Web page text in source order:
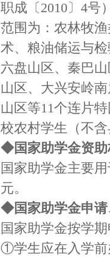
职成〔2010〕4号
范围为：农林牧
术、粮油储运与
六盘山区、秦巴
山区、大兴安岭
山区等11个连片
校农村学生（不
◆国家助学金资助
国家助学金主要
元。
◆国家助学金申请
国家助学金按学
①学生应在入学前